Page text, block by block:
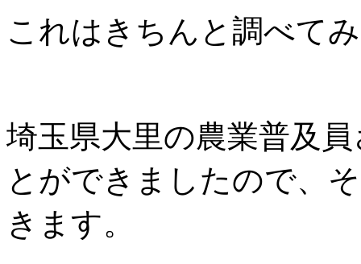
これはきちんと調べて
埼玉県大里の農業普及
とができましたので、
きます。